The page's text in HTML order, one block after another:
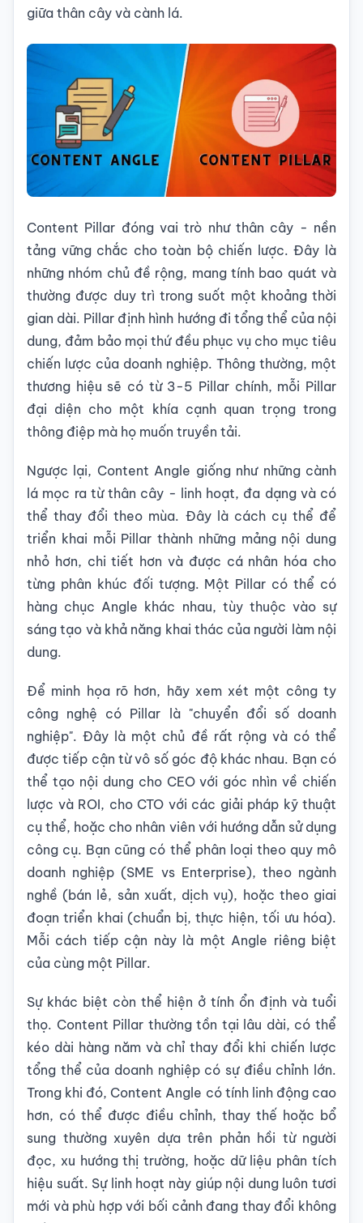
giữa thân cây và cành lá.
Content Pillar đóng vai trò như thân cây - nền
tảng vững chắc cho toàn bộ chiến lược. Đây là
những nhóm chủ đề rộng, mang tính bao quát và
thường được duy trì trong suốt một khoảng thời
gian dài. Pillar định hình hướng đi tổng thể của nội
dung, đảm bảo mọi thứ đều phục vụ cho mục tiêu
chiến lược của doanh nghiệp. Thông thường, một
thương hiệu sẽ có từ 3-5 Pillar chính, mỗi Pillar
đại diện cho một khía cạnh quan trọng trong
thông điệp mà họ muốn truyền tải.
Ngược lại, Content Angle giống như những cành
lá mọc ra từ thân cây - linh hoạt, đa dạng và có
thể thay đổi theo mùa. Đây là cách cụ thể để
triển khai mỗi Pillar thành những mảng nội dung
nhỏ hơn, chi tiết hơn và được cá nhân hóa cho
từng phân khúc đối tượng. Một Pillar có thể có
hàng chục Angle khác nhau, tùy thuộc vào sự
sáng tạo và khả năng khai thác của người làm nội
dung.
Để minh họa rõ hơn, hãy xem xét một công ty
công nghệ có Pillar là "chuyển đổi số doanh
nghiệp". Đây là một chủ đề rất rộng và có thể
được tiếp cận từ vô số góc độ khác nhau. Bạn có
thể tạo nội dung cho CEO với góc nhìn về chiến
lược và ROI, cho CTO với các giải pháp kỹ thuật
cụ thể, hoặc cho nhân viên với hướng dẫn sử dụng
công cụ. Bạn cũng có thể phân loại theo quy mô
doanh nghiệp (SME vs Enterprise), theo ngành
nghề (bán lẻ, sản xuất, dịch vụ), hoặc theo giai
đoạn triển khai (chuẩn bị, thực hiện, tối ưu hóa).
Mỗi cách tiếp cận này là một Angle riêng biệt
của cùng một Pillar.
Sự khác biệt còn thể hiện ở tính ổn định và tuổi
thọ. Content Pillar thường tồn tại lâu dài, có thể
kéo dài hàng năm và chỉ thay đổi khi chiến lược
tổng thể của doanh nghiệp có sự điều chỉnh lớn.
Trong khi đó, Content Angle có tính linh động cao
hơn, có thể được điều chỉnh, thay thế hoặc bổ
sung thường xuyên dựa trên phản hồi từ người
đọc, xu hướng thị trường, hoặc dữ liệu phân tích
hiệu suất. Sự linh hoạt này giúp nội dung luôn tươi
mới và phù hợp với bối cảnh đang thay đổi không